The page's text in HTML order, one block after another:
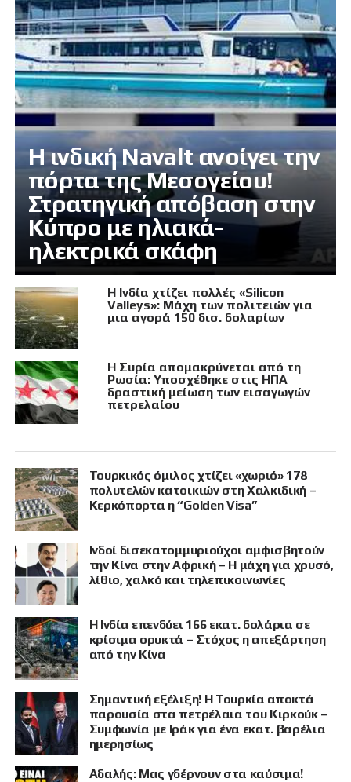
Η ινδική Navalt ανοίγει την
πόρτα της Μεσογείου!
Στρατηγική απόβαση στην
Κύπρο με ηλιακά-
ηλεκτρικά σκάφη
Η Ινδία χτίζει πολλές «Silicon
Valleys»: Μάχη των πολιτειών για
μια αγορά 150 δισ. δολαρίων
Η Συρία απομακρύνεται από τη
Ρωσία: Υποσχέθηκε στις ΗΠΑ
δραστική μείωση των εισαγωγών
πετρελαίου
Τουρκικός όμιλος χτίζει «χωριό» 178
πολυτελών κατοικιών στη Χαλκιδική –
Κερκόπορτα η “Golden Visa”
Ινδοί δισεκατομμυριούχοι αμφισβητούν
την Κίνα στην Αφρική – Η μάχη για χρυσό,
λίθιο, χαλκό και τηλεπικοινωνίες
Η Ινδία επενδύει 166 εκατ. δολάρια σε
κρίσιμα ορυκτά – Στόχος η απεξάρτηση
από την Κίνα
Σημαντική εξέλιξη! Η Τουρκία αποκτά
παρουσία στα πετρέλαια του Κιρκούκ –
Συμφωνία με Ιράκ για ένα εκατ. βαρέλια
ημερησίως
Αδαλής: Μας γδέρνουν στα καύσιμα!